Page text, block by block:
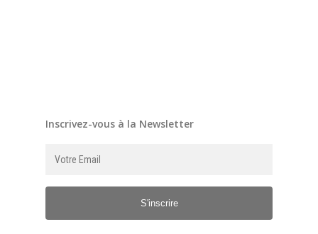
Inscrivez-vous à la Newsletter
S'inscrire